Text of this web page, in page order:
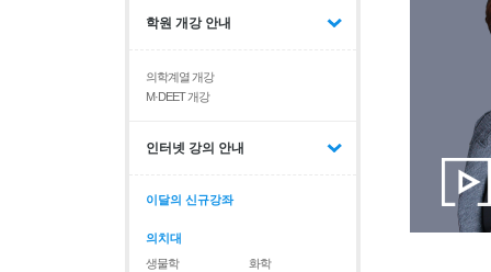
학원 개강 안내
의학계열 개강
M·DEET 개강
인터넷 강의 안내
이달의 신규강좌
의치대
생물학
화학